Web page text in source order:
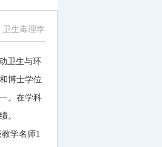
卫生毒理学
卫生与环
博士学位
。在学科
。
学名师1